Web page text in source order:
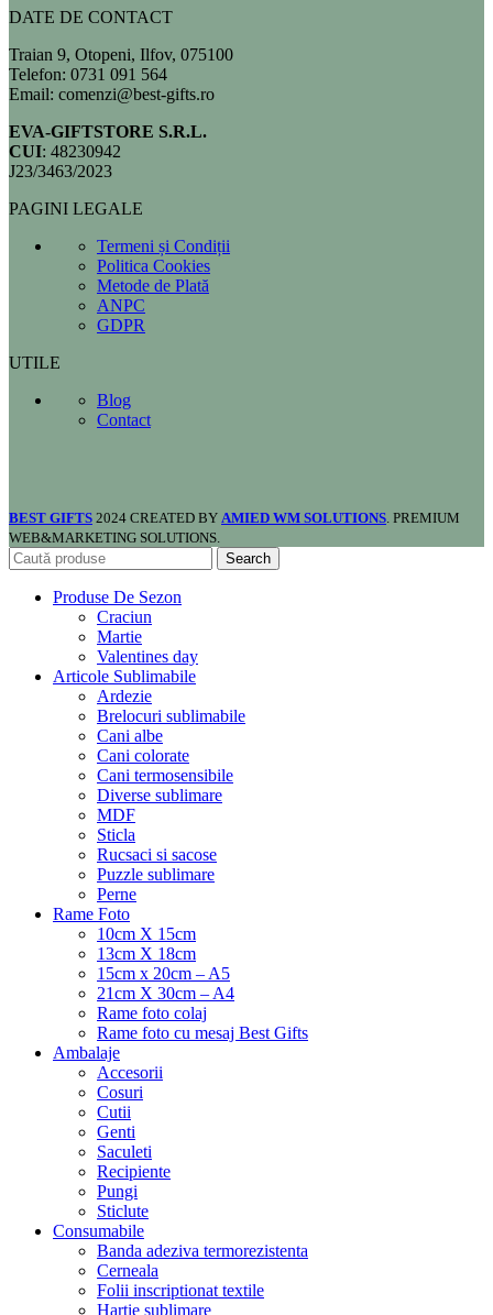
DATE DE CONTACT
Traian 9, Otopeni, Ilfov, 075100
Telefon: 0731 091 564
Email: comenzi@best-gifts.ro
EVA-GIFTSTORE S.R.L.
CUI: 48230942
J23/3463/2023
PAGINI LEGALE
Termeni și Condiții
Politica Cookies
Metode de Plată
ANPC
GDPR
UTILE
Blog
Contact
BEST GIFTS 2024 CREATED BY AMIED WM SOLUTIONS. PREMIUM
WEB&MARKETING SOLUTIONS.
Search
Produse De Sezon
Craciun
Martie
Valentines day
Articole Sublimabile
Ardezie
Brelocuri sublimabile
Cani albe
Cani colorate
Cani termosensibile
Diverse sublimare
MDF
Sticla
Rucsaci si sacose
Puzzle sublimare
Perne
Rame Foto
10cm X 15cm
13cm X 18cm
15cm x 20cm – A5
21cm X 30cm – A4
Rame foto colaj
Rame foto cu mesaj Best Gifts
Ambalaje
Accesorii
Cosuri
Cutii
Genti
Saculeti
Recipiente
Pungi
Sticlute
Consumabile
Banda adeziva termorezistenta
Cerneala
Folii inscriptionat textile
Hartie sublimare